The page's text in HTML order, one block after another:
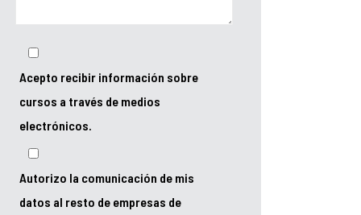
Acepto recibir información sobre
cursos a través de medios
electrónicos.
Autorizo la comunicación de mis
datos al resto de empresas de